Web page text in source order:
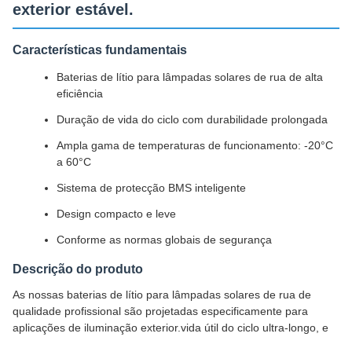
exterior estável.
Características fundamentais
Baterias de lítio para lâmpadas solares de rua de alta
eficiência
Duração de vida do ciclo com durabilidade prolongada
Ampla gama de temperaturas de funcionamento: -20°C
a 60°C
Sistema de protecção BMS inteligente
Design compacto e leve
Conforme as normas globais de segurança
Descrição do produto
As nossas baterias de lítio para lâmpadas solares de rua de
qualidade profissional são projetadas especificamente para
aplicações de iluminação exterior.vida útil do ciclo ultra-longo, e